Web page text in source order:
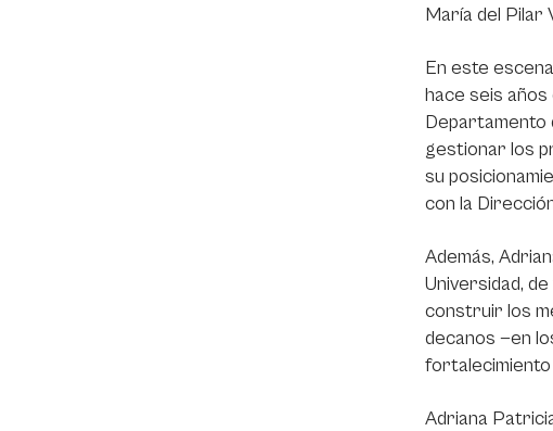
María del Pilar
En este
hace seis
Departamento
gestionar los
su
con la
Además,
Universidad,
construir los
decanos —en
fortalecimiento
Adriana